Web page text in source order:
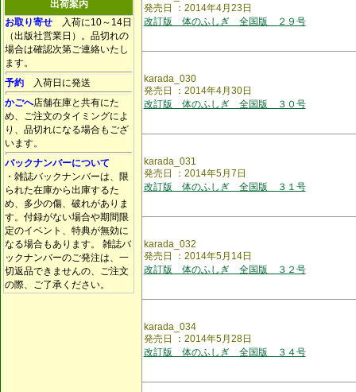
出荷案内
お取り寄せ 入荷に10～14日
（出版社営業日）。品切れの
場合は確認次第ご連絡いたし
ます。
予約 入荷日に発送
かごへ店舗在庫と共有にた
め、ご注文のタイミングによ
り、品切れになる場合もござ
います。
バックナンバーについて
・雑誌バックナンバーは、限
られた在庫から出庫するた
め、多少の傷、破れがありま
す。付録がない場合や期間限
定のイベント、特典が無効に
なる場合もあります。 雑誌バ
ックナンバーのご発注は、一
切返品できませんの、ご注文
の際、ご了承ください。
発売日 ：2014年4月23日
改訂版 体のふしぎ 全国版 ２９号
karada_030
発売日 ：2014年4月30日
改訂版 体のふしぎ 全国版 ３０号
karada_031
発売日 ：2014年5月7日
改訂版 体のふしぎ 全国版 ３１号
karada_032
発売日 ：2014年5月14日
改訂版 体のふしぎ 全国版 ３２号
karada_034
発売日 ：2014年5月28日
改訂版 体のふしぎ 全国版 ３４号